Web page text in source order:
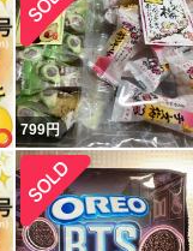
799円